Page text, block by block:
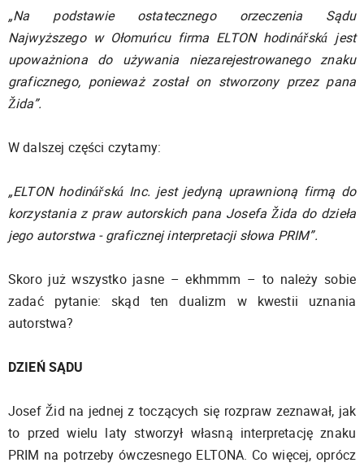
„Na podstawie ostatecznego orzeczenia Sądu
Najwyższego w Ołomuńcu firma ELTON hodinářská jest
upoważniona do używania niezarejestrowanego znaku
graficznego, ponieważ został on stworzony przez pana
Žida”.
W dalszej części czytamy:
„ELTON hodinářská Inc. jest jedyną uprawnioną firmą do
korzystania z praw autorskich pana Josefa Žida do dzieła
jego autorstwa - graficznej interpretacji słowa PRIM”.
Skoro już wszystko jasne – ekhmmm – to należy sobie
zadać pytanie: skąd ten dualizm w kwestii uznania
autorstwa?
DZIEŃ SĄDU
Josef Žid na jednej z toczących się rozpraw zeznawał, jak
to przed wielu laty stworzył własną interpretację znaku
PRIM na potrzeby ówczesnego ELTONA. Co więcej, oprócz